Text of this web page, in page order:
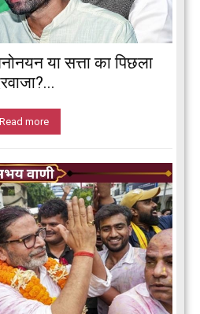
या सत्ता का पिछला
Read more